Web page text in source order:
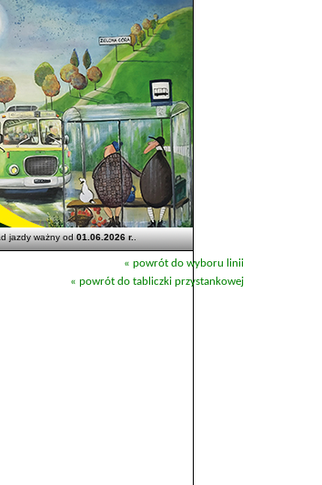
jazdy ważny od01.06.2026 r..
« powrót do wyboru linii
« powrót do tabliczki przystankowej